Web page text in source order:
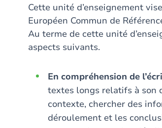
Cette unité d’enseignement
Européen Commun de
Au terme de cette unité
aspects suivants.
En compréhension de
textes longs relatifs à son
contexte, chercher des
déroulement et les